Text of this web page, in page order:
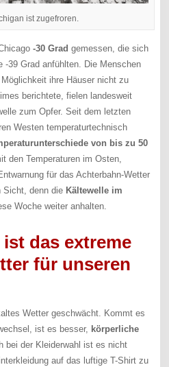
ist zugefroren.
-30 Grad gemessen, die sich
-39 Grad anfühlten. Die Menschen
ihre Häuser nicht zu
berichtete, fielen landesweit
zum Opfer. Seit dem letzten
Westen temperaturtechnisch
von bis zu 50
den Temperaturen im Osten,
für das Achterbahn-Wetter
Sicht, denn die Kältewelle im
Woche weiter anhalten.
das extreme
für unseren
Wetter geschwächt. Kommt es
ist es besser, körperliche
bei der Kleiderwahl ist es nicht
auf das luftige T-Shirt zu